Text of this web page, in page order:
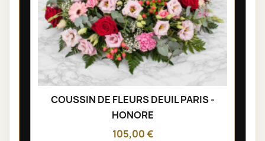
COUSSIN DE FLEURS DEUIL PARIS -
HONORE
105,00 €